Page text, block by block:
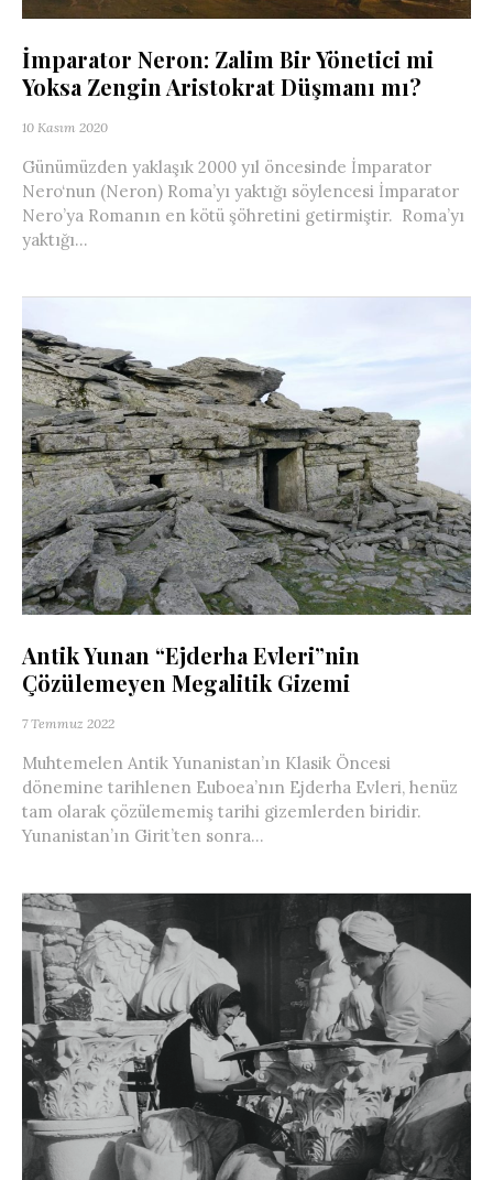
İmparator Neron: Zalim Bir Yönetici mi
Yoksa Zengin Aristokrat Düşmanı mı?
10 Kasım 2020
Günümüzden yaklaşık 2000 yıl öncesinde İmparator
Nero‘nun (Neron) Roma’yı yaktığı söylencesi İmparator
Nero’ya Romanın en kötü şöhretini getirmiştir. Roma’yı
yaktığı...
Antik Yunan “Ejderha Evleri”nin
Çözülemeyen Megalitik Gizemi
7 Temmuz 2022
Muhtemelen Antik Yunanistan’ın Klasik Öncesi
dönemine tarihlenen Euboea’nın Ejderha Evleri, henüz
tam olarak çözülememiş tarihi gizemlerden biridir.
Yunanistan’ın Girit’ten sonra...